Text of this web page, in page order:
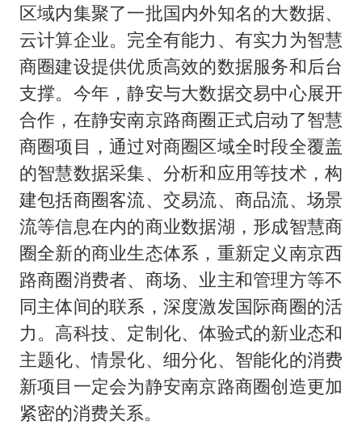
区域内集聚了一批国内外知名的大数据、
云计算企业。完全有能力、有实力为智慧
商圈建设提供优质高效的数据服务和后台
支撑。今年，静安与大数据交易中心展开
合作，在静安南京路商圈正式启动了智慧
商圈项目，通过对商圈区域全时段全覆盖
的智慧数据采集、分析和应用等技术，构
建包括商圈客流、交易流、商品流、场景
流等信息在内的商业数据湖，形成智慧商
圈全新的商业生态体系，重新定义南京西
路商圈消费者、商场、业主和管理方等不
同主体间的联系，深度激发国际商圈的活
力。高科技、定制化、体验式的新业态和
主题化、情景化、细分化、智能化的消费
新项目一定会为静安南京路商圈创造更加
紧密的消费关系。